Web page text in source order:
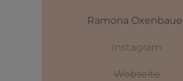
Ramona
Instagram
Webseite